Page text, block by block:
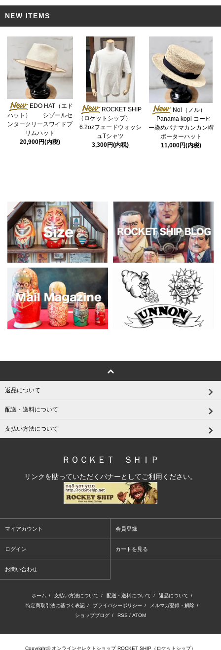
NEW ITEMS
EDO HAT（エド
ハット） シゾールセ
ンタークリースワイドブ
リムハット
20,900円(内税)
ROCKET SHIP
（ロケットシップ）
6.2ozフェードウォッシ
ュTシャツ
3,300円(内税)
Nol（ノル）
Panama kopi コーヒ
ー染めパナマカンカン帽
ボーターハット
11,000円(内税)
返品について
配送・送料について
支払い方法について
ＲＯＣＫＥＴ ＳＨＩＰ
リンクを貼っていただくバナーとしてご利用ください。
マイアカウント 会員登録
ログイン カートを見る
お問い合わせ
ホーム / 支払い方法について / 配送・送料について / 返品について /
特定商取引法に基づく表記 / プライバシーポリシー / メルマガ登録・解除 /
ショップブログ / RSS / ATOM
Copyright© オンラインセレクトショップ ROCKET SHIP（ロケットシップ）